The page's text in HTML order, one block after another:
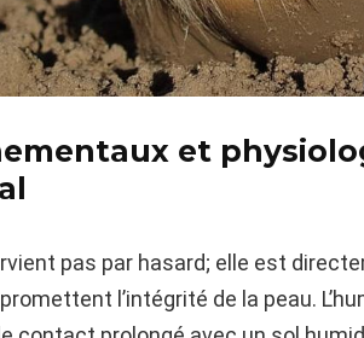
et
pas par hasard; elle est
l’intégrité de la peau.